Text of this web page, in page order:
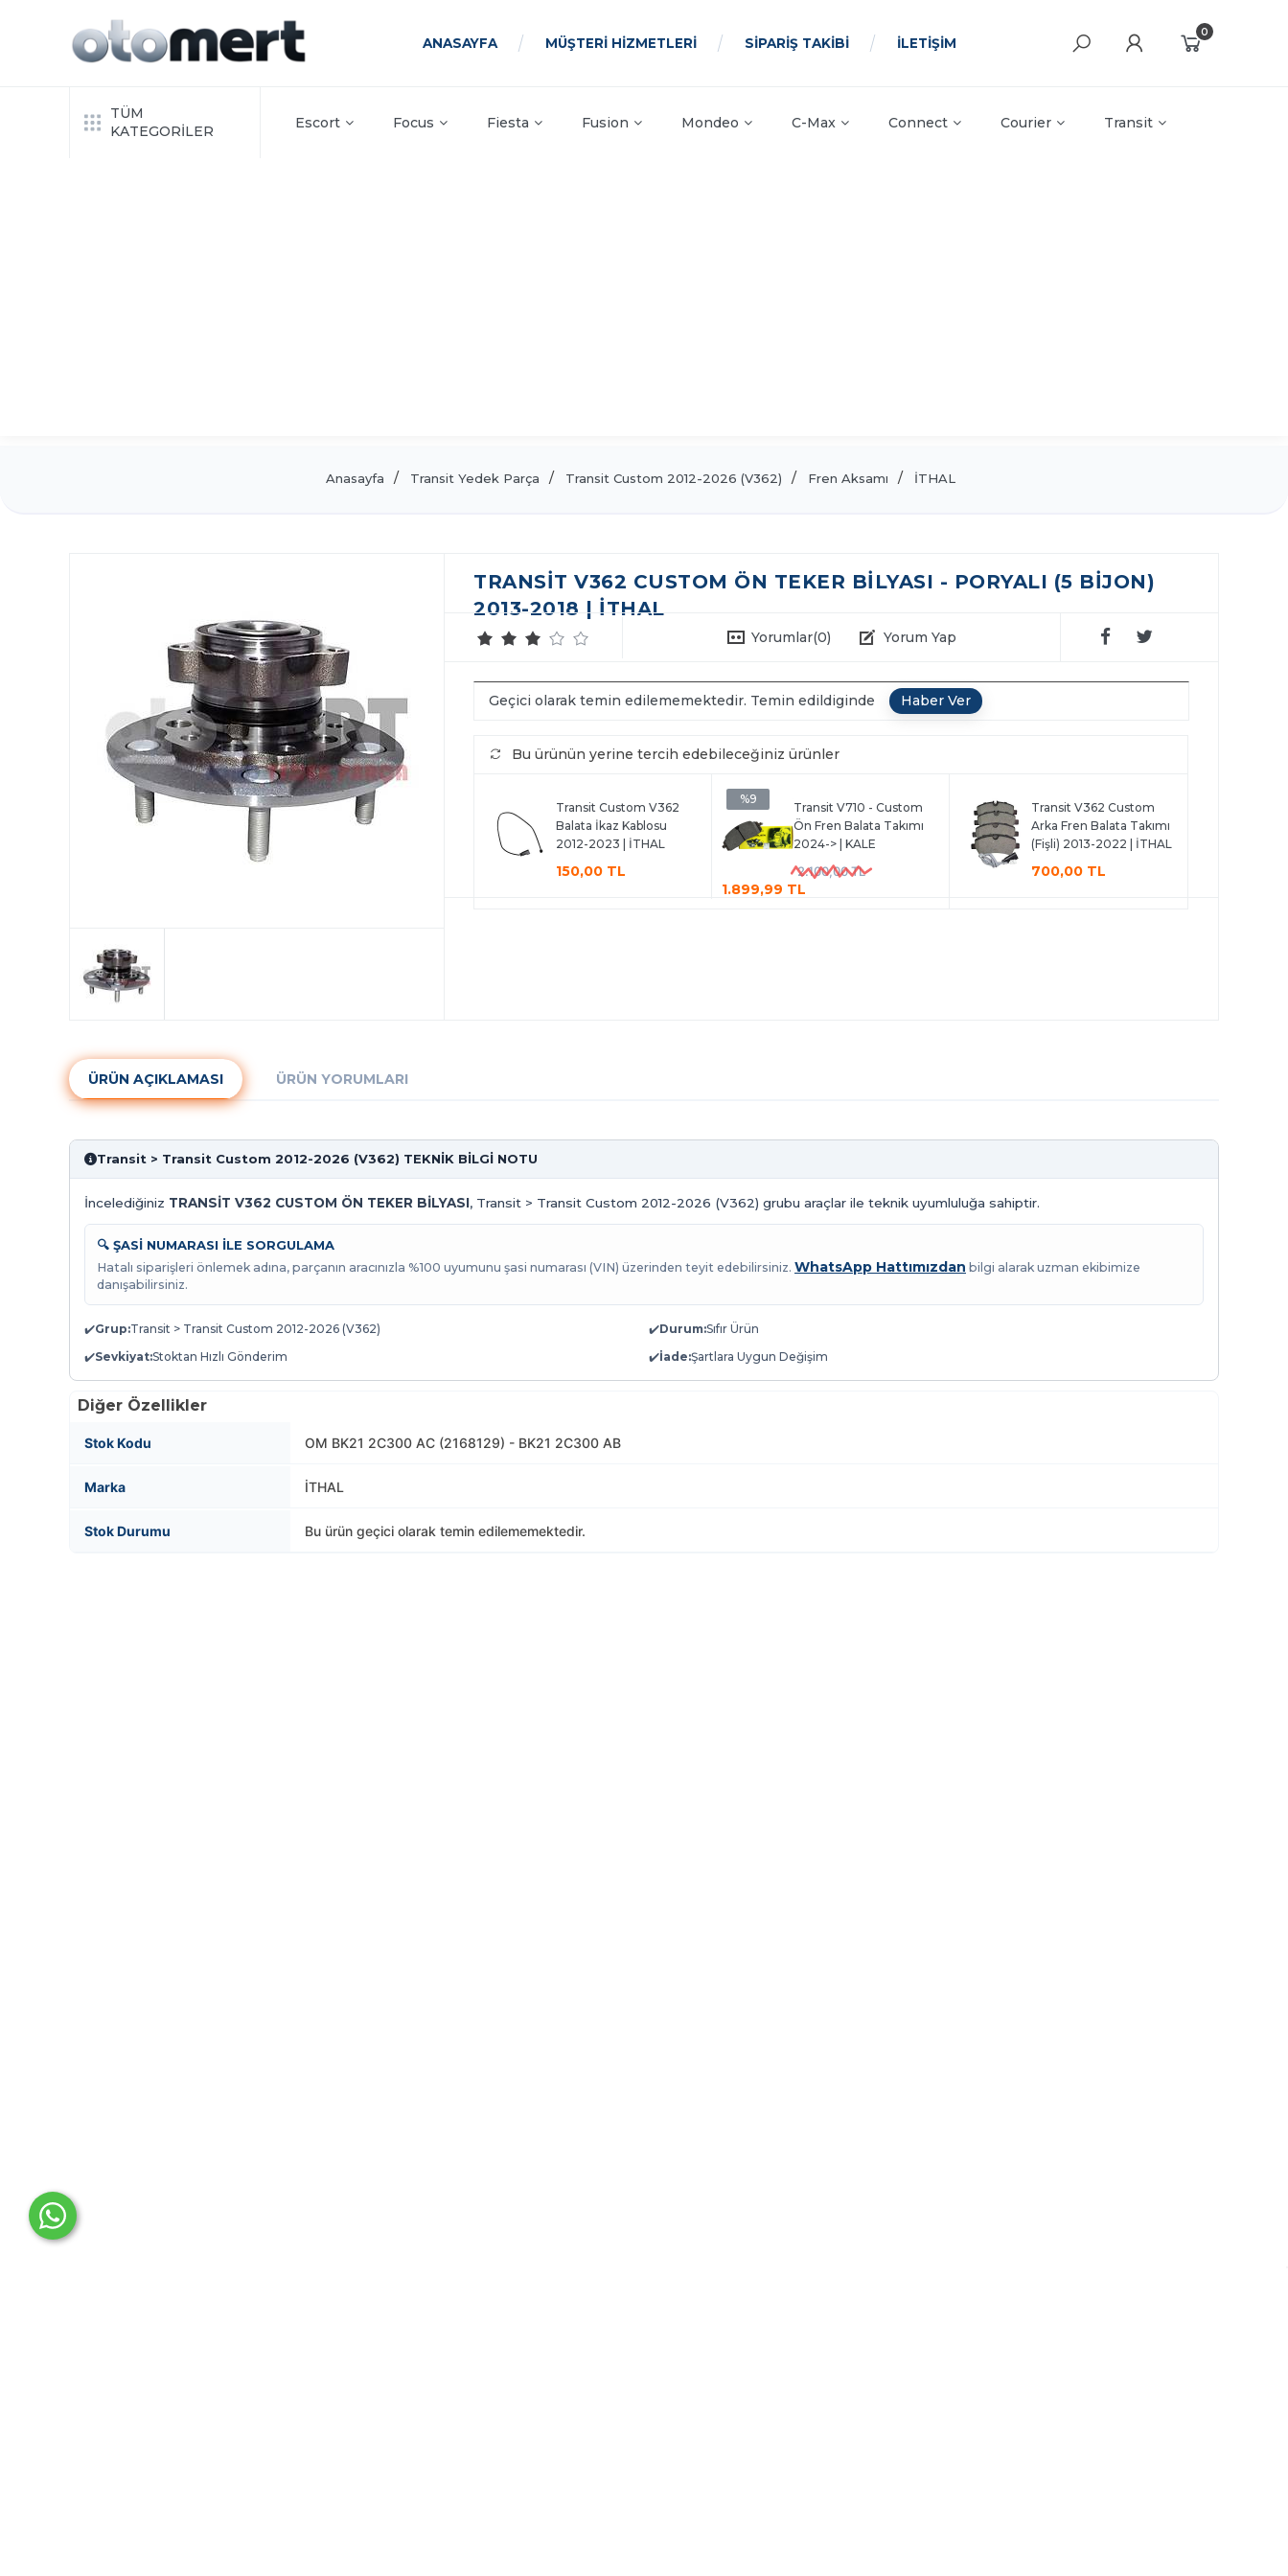
ANASAYFA MÜŞTERİ HİZMETLERİ SİPARİŞ TAKİBİ İLETİŞİM
0
TÜM
KATEGORİLER
Escort Focus Fiesta Fusion Mondeo C-Max Connect Courier Transit
Anasayfa Transit Yedek Parça Transit Custom 2012-2026 (V362) Fren Aksamı İTHAL
TRANSIT V362 CUSTOM ÖN TEKER BILYASI - PORYALI (5 BIJON)
2013-2018 | İTHAL
Yorumlar(0) Yorum Yap
Geçici olarak temin edilememektedir. Temin edildiginde
Bu ürünün yerine tercih edebileceğiniz ürünler
Transit Custom V362
Balata İkaz Kablosu
2012-2023 | İTHAL
150,00 TL
Transit V710 - Custom
Ön Fren Balata Takımı
2024-> | KALE
2.100,00 TL
1.899,99 TL
%9
Transit V362 Custom
Arka Fren Balata Takımı
(Fişli) 2013-2022 | İTHAL
700,00 TL
ÜRÜN AÇIKLAMASI ÜRÜN YORUMLARI
Transit > Transit Custom 2012-2026 (V362) TEKNİK BİLGİ NOTU
İncelediğiniz TRANSİT V362 CUSTOM ÖN TEKER BİLYASI, Transit > Transit Custom 2012-2026 (V362) grubu araçlar ile teknik uyumluluğa sahiptir.
🔍 ŞASİ NUMARASI İLE SORGULAMA
Hatalı siparişleri önlemek adına, parçanın aracınızla %100 uyumunu şasi numarası (VIN) üzerinden teyit edebilirsiniz. WhatsApp Hattımızdan bilgi alarak uzman ekibimize
danışabilirsiniz.
✔️Grup:Transit > Transit Custom 2012-2026 (V362) ✔️Durum:Sıfır Ürün
✔️Sevkiyat:Stoktan Hızlı Gönderim ✔️İade:Şartlara Uygun Değişim
Diğer Özellikler
Stok Kodu OM BK21 2C300 AC (2168129) - BK21 2C300 AB
Marka İTHAL
Stok Durumu Bu ürün geçici olarak temin edilememektedir.